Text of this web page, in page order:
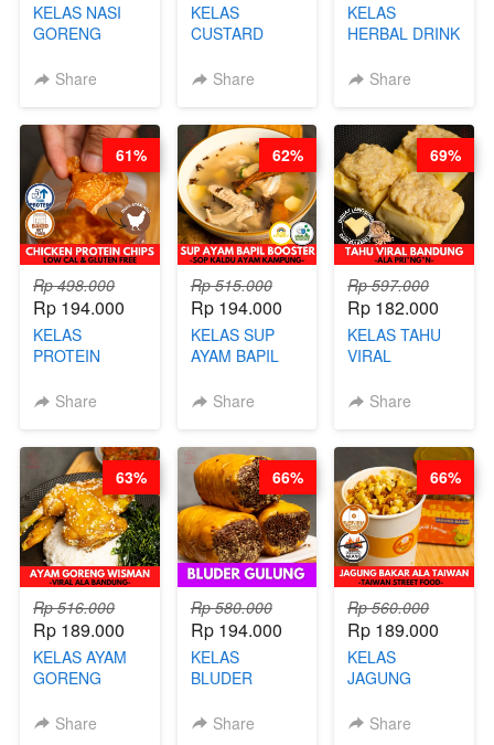
KELAS NASI
GORENG
CHINESE WOK
CHEF
STEPHANIE
Share
KELAS
CUSTARD
STEAM BUN
CHEF DITA
Share
KELAS
HERBAL DRINK
RADANG &
BARISTA
ARISUDANA
Share
Rp 498.000
Rp 194.000
KELAS
PROTEIN
CHIPS -
RENDAH
KALORI
GLUTEN FREE
BY CHEF DITA
Share
61%
Rp 515.000
Rp 194.000
KELAS SUP
AYAM BAPIL
SOP KALDU
CHEF
STEPHANIE
Share
62%
Rp 597.000
Rp 182.000
KELAS TAHU
VIRAL
ALA PRI*NG*N
Share
69%
Rp 516.000
Rp 189.000
KELAS AYAM
GORENG
VIRAL ALA
Share
63%
Rp 580.000
Rp 194.000
KELAS
BLUDER
CHEF DITA
Share
66%
Rp 560.000
Rp 189.000
KELAS
JAGUNG
TAIWAN -
Share
66%